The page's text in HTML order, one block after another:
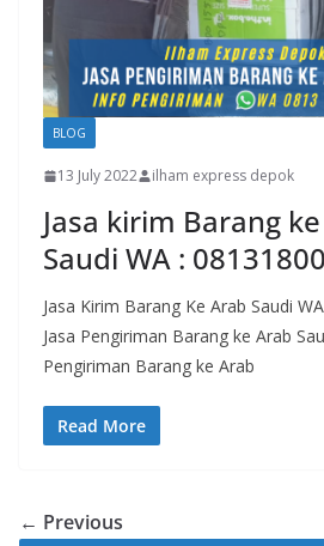
BLOG
13 July 2022 ilham express depok
Jasa kirim Barang
Saudi WA :
Jasa Kirim Barang Ke Arab Saudi
Jasa Pengiriman Barang ke Arab
Pengiriman Barang ke Arab
Read More
← Previous